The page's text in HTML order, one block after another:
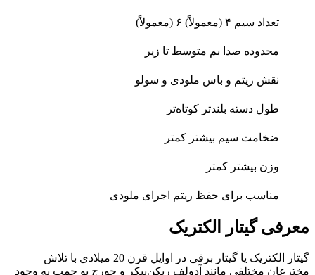
تعداد سیم ۴ (معمولاً) ۶ (معمولاً)
محدوده صدا بم متوسط تا زیر
نقش ریتم و باس ملودی و سولو
طول دسته بلندتر کوتاه‌تر
ضخامت سیم بیشتر کمتر
وزن بیشتر کمتر
مناسب برای حفظ ریتم اجرای ملودی
معرفی گیتار الکتریک
گیتار الکتریک یا گیتار برقی در اوایل قرن 20 میلادی با تلاش
مخترعان مختلفی مانند آدولف ریکن‌بیکر و جورج بو چمپ به وجود